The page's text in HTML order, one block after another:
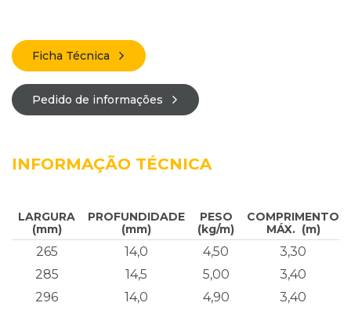
Ficha Técnica
Pedido de informações
INFORMAÇÃO TÉCNICA
LARGURA
(mm)
PROFUNDIDADE
(mm)
PESO
(kg/m)
COMPRIMENTO
MÁX. (m)
265 14,0 4,50
3,30
285
14,5 5,00
3,40
296
14,0 4,90 3,40